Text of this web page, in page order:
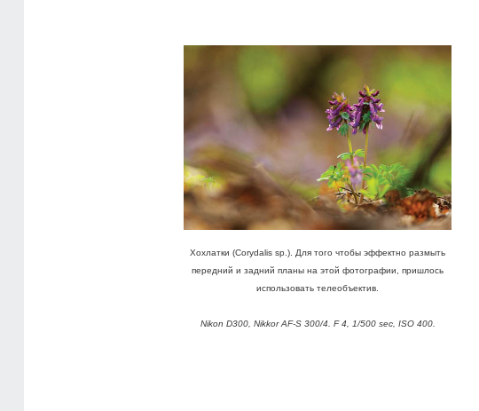
Хохлатки (Corydalis sp.). Для того чтобы эффектно размыть
передний и задний планы на этой фотографии, пришлось
использовать телеобъектив.
Nikon D300, Nikkor AF-S 300/4. F 4, 1/500 sec, ISO 400.